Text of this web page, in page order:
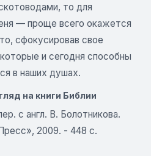
то для
— проще всего окажется
сфокусировав свое
и сегодня способны
в наших душах.
на книги Библии
с англ. В. Болотникова.
2009. - 448 с.